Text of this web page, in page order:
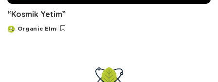
“Kosmik Yetim”
Posted
Organic Elm